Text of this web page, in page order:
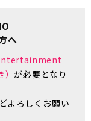
へ
）が必要となり
よろしくお願い